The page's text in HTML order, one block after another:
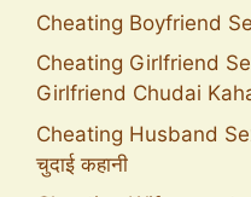
Cheating Boyfriend
Cheating Girlfriend
Girlfriend Chudai
Cheating Husband
चुदाई कहानी